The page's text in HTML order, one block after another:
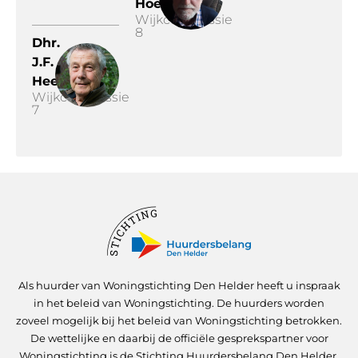
Dhr.
J.F.
Heerlien
Wijkcommissie
7
Hoek
Wijkcommissie
8
Als huurder van Woningstichting Den Helder heeft u inspraak
in het beleid van Woningstichting. De huurders worden
zoveel mogelijk bij het beleid van Woningstichting betrokken.
De wettelijke en daarbij de officiële gesprekspartner voor
Woningstichting is de Stichting Huurdersbelang Den Helder,